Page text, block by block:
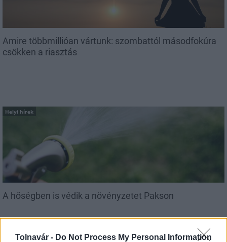
Tolnavár - Do Not Process My Personal Information
Amire többmillióan vártunk: szombattól másodfokúra
csökken a riasztás
Helyi hírek
A hőségben is védik a növényzetet Pakson